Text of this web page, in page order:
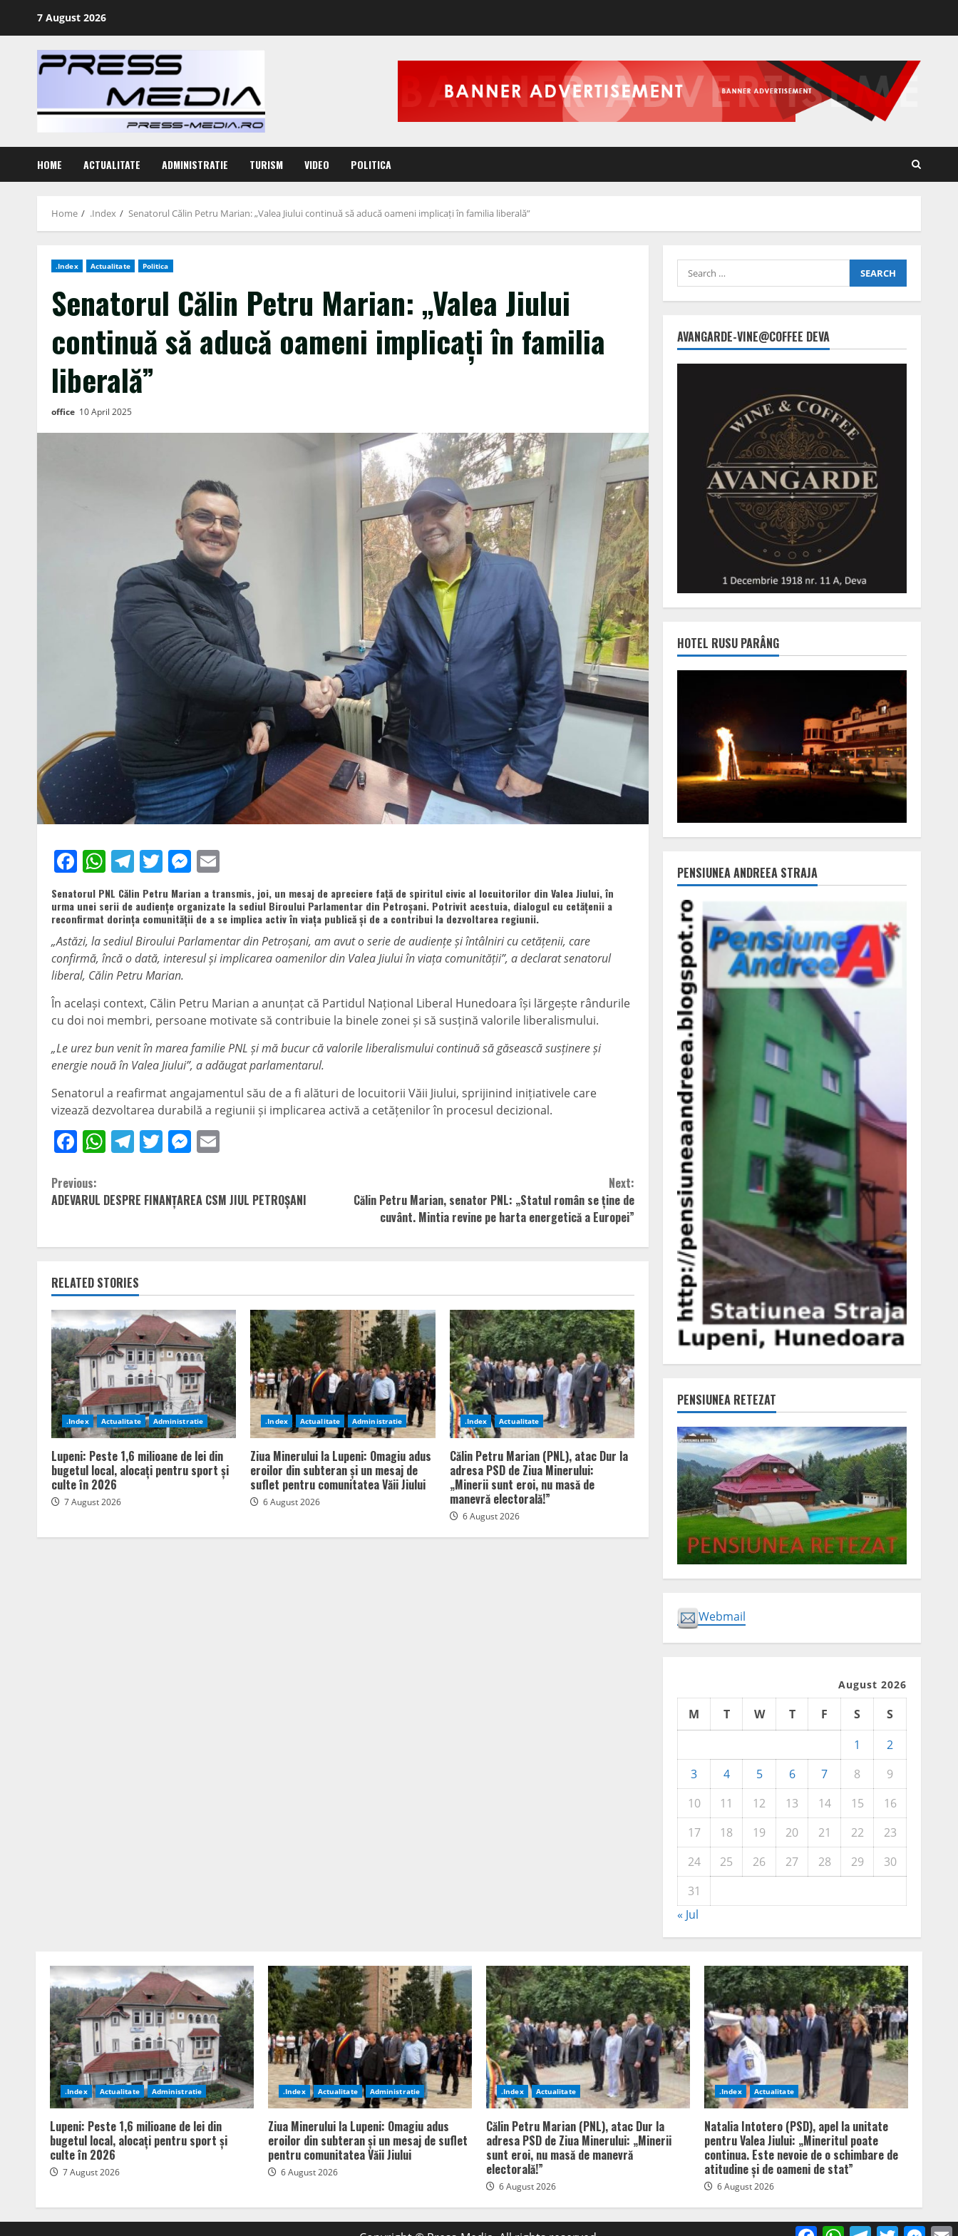
7 August 2026
HOME ACTUALITATE ADMINISTRATIE TURISM VIDEO POLITICA
Home .Index Senatorul Călin Petru Marian: „Valea Jiului continuă să aducă oameni implicați în familia liberală”
.Index Actualitate Politica
Senatorul Călin Petru Marian: „Valea Jiului
continuă să aducă oameni implicați în familia
liberală”
office 10 April 2025
Facebook
WhatsApp
Telegram
TwitterMessenger
Senatorul PNL Călin Petru Marian a transmis, joi, un mesaj de apreciere față de spiritul civic al locuitorilor din Valea Jiului, în
urma unei serii de audiențe organizate la sediul Biroului Parlamentar din Petroșani. Potrivit acestuia, dialogul cu cetățenii a
reconfirmat dorința comunității de a se implica activ în viața publică și de a contribui la dezvoltarea regiunii.
„Astăzi, la sediul Biroului Parlamentar din Petroșani, am avut o serie de audiențe și întâlniri cu cetățenii, care
confirmă, încă o dată, interesul și implicarea oamenilor din Valea Jiului în viața comunității”, a declarat senatorul
liberal, Călin Petru Marian.
În același context, Călin Petru Marian a anunțat că Partidul Național Liberal Hunedoara își lărgește rândurile
cu doi noi membri, persoane motivate să contribuie la binele zonei și să susțină valorile liberalismului.
„Le urez bun venit în marea familie PNL și mă bucur că valorile liberalismului continuă să găsească susținere și
energie nouă în Valea Jiului”, a adăugat parlamentarul.
Senatorul a reafirmat angajamentul său de a fi alături de locuitorii Văii Jiului, sprijinind inițiativele care
vizează dezvoltarea durabilă a regiunii și implicarea activă a cetățenilor în procesul decizional.
Facebook
WhatsApp
Telegram
TwitterMessenger
Continue
Reading
Previous:
ADEVARUL DESPRE FINANȚAREA CSM JIUL PETROȘANI
Next:
Călin Petru Marian, senator PNL: „Statul român se ține de
cuvânt. Mintia revine pe harta energetică a Europei”
RELATED STORIES
.Index Actualitate Administratie
Lupeni: Peste 1,6 milioane de lei din
bugetul local, alocați pentru sport și
culte în 2026
7 August 2026
.Index Actualitate Administratie
Ziua Minerului la Lupeni: Omagiu adus
eroilor din subteran și un mesaj de
suflet pentru comunitatea Văii Jiului
6 August 2026
.Index Actualitate
Călin Petru Marian (PNL), atac Dur la
adresa PSD de Ziua Minerului:
„Minerii sunt eroi, nu masă de
manevră electorală!”
6 August 2026
Search
for:
AVANGARDE-VINE@COFFEE DEVA
HOTEL RUSU PARÂNG
PENSIUNEA ANDREEA STRAJA
PENSIUNEA RETEZAT
Webmail
August 2026
M T W T F S
S
1
2
3
4 5 6 7 8
9
10
11 12 13 14 15
16
17
18 19 20 21 22
23
24
25 26 27 28 29
30
31
« Jul
.Index Actualitate Administratie
Lupeni: Peste 1,6 milioane de lei din
bugetul local, alocați pentru sport și
culte în 2026
7 August 2026
.Index Actualitate Administratie
Ziua Minerului la Lupeni: Omagiu adus
eroilor din subteran și un mesaj de suflet
pentru comunitatea Văii Jiului
6 August 2026
.Index Actualitate
Călin Petru Marian (PNL), atac Dur la
adresa PSD de Ziua Minerului: „Minerii
sunt eroi, nu masă de manevră
electorală!”
6 August 2026
.Index Actualitate
Natalia Intotero (PSD), apel la unitate
pentru Valea Jiului: „Mineritul poate
continua. Este nevoie de o schimbare de
atitudine și de oameni de stat”
6 August 2026
FacebookWhatsAppTelegram
Twitter